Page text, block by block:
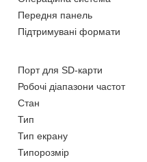
Передня панель
Підтримувані формати
Порт для SD-карти
Робочі діапазони частот
Стан
Тип
Тип екрану
Типорозмір